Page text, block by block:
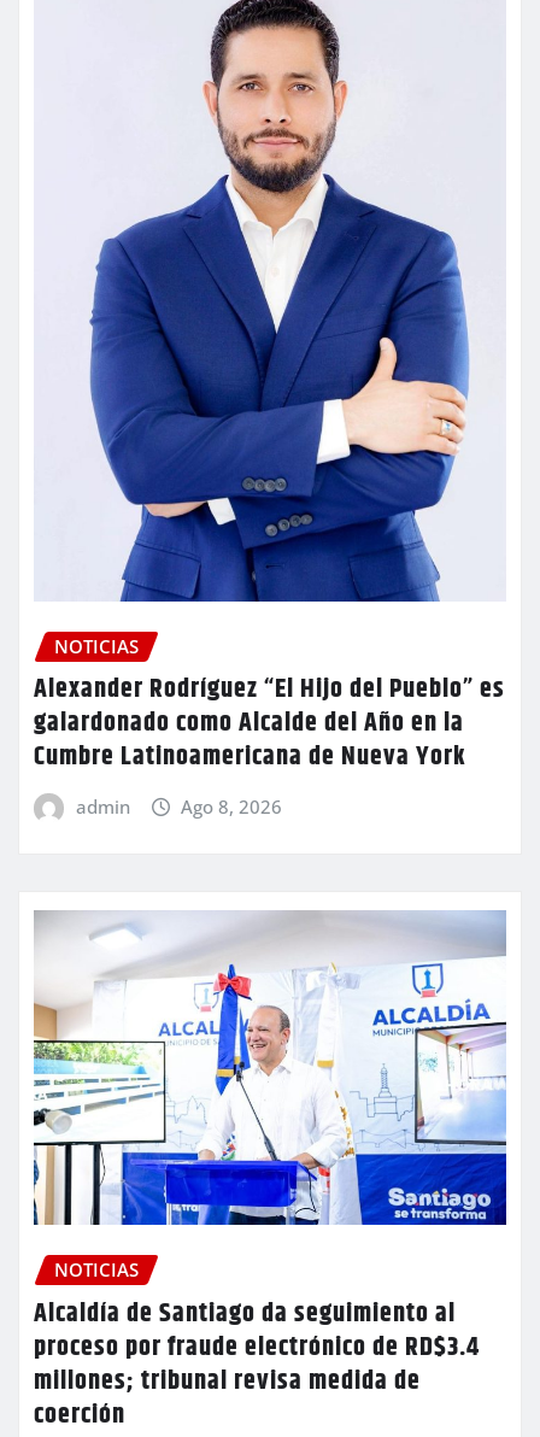
NOTICIAS
Alexander Rodríguez “El Hijo del Pueblo” es
galardonado como Alcalde del Año en la
Cumbre Latinoamericana de Nueva York
admin Ago 8, 2026
NOTICIAS
Alcaldía de Santiago da seguimiento al
proceso por fraude electrónico de RD$3.4
millones; tribunal revisa medida de
coerción